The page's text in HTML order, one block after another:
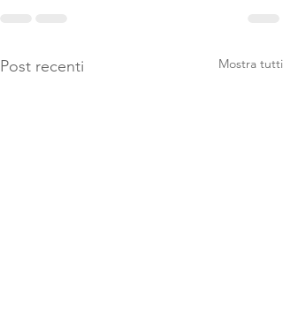
Post recenti Mostra tutti